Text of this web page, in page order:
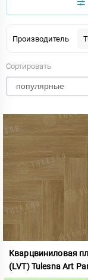
Производитель
Сортировать
Кварцвиниловая
(LVT) Tulesna Art